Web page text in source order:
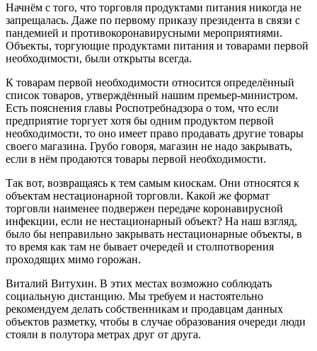
Начнём с того, что торговля продуктами питания никогда не
запрещалась. Даже по первому приказу президента в связи с
пандемией и противокоронавирусными мероприятиями.
Объекты, торгующие продуктами питания и товарами первой
необходимости, были открыты всегда.
К товарам первой необходимости относится определённый
список товаров, утверждённый нашим премьер-министром.
Есть пояснения главы Роспотребнадзора о том, что если
предприятие торгует хотя бы одним продуктом первой
необходимости, то оно имеет право продавать другие товары
своего магазина. Грубо говоря, магазин не надо закрывать,
если в нём продаются товары первой необходимости.
Так вот, возвращаясь к тем самым киоскам. Они относятся к
объектам нестационарной торговли. Какой же формат
торговли наименее подвержен передаче коронавирусной
инфекции, если не нестационарный объект? На наш взгляд,
было бы неправильно закрывать нестационарные объекты, в
то время как там не бывает очередей и столпотворения
проходящих мимо горожан.
Виталий Витухин. В этих местах возможно соблюдать
социальную дистанцию. Мы требуем и настоятельно
рекомендуем делать собственникам и продавцам данных
объектов разметку, чтобы в случае образования очереди люди
стояли в полутора метрах друг от друга.